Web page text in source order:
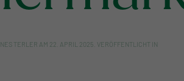
TERLER AM 22. APRIL 2025 . VERÖFFENTLICHT IN